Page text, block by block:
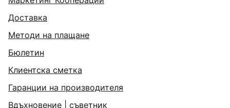
Доставка
Методи на плащане
Бюлетин
Клиентска сметка
Гаранции на производителя
Вдъхновение
съветник